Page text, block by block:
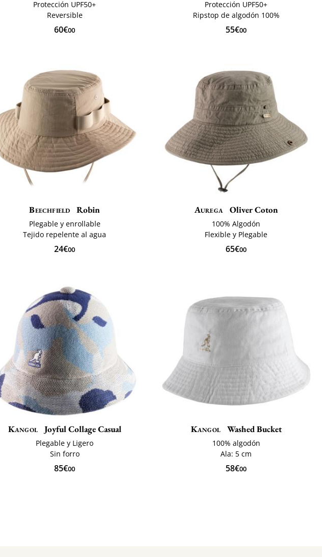
Protección UPF50+
Reversible
60€00
Protección UPF50+
Ripstop de algodón 100%
55€00
Beechfield Robin
Plegable y enrollable
Tejido repelente al agua
24€00
Aurega Oliver Coton
100% Algodón
Flexible y Plegable
65€00
Kangol Joyful Collage Casual
Plegable y Ligero
Sin forro
85€00
Kangol Washed Bucket
100% algodón
Ala: 5 cm
58€00